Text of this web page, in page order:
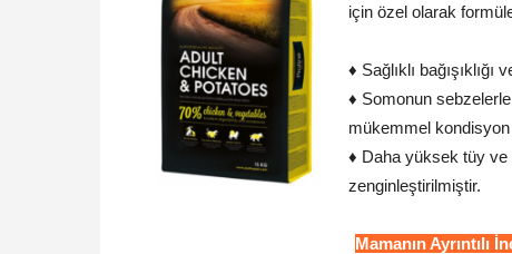
için özel olarak
♦ Sağlıklı
♦ Somonun
mükemmel kondisyon
♦ Daha yüksek tüy ve
zenginleştirilmiştir.
Mamanın Ayrıntılı